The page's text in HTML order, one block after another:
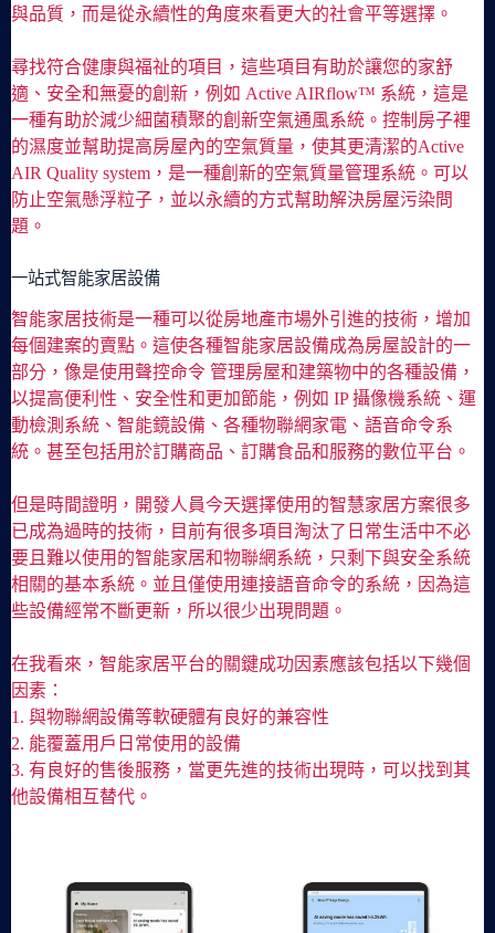
與品質，而是從永續性的角度來看更大的社會平等選擇。
尋找符合健康與福祉的項目，這些項目有助於讓您的家舒
適、安全和無憂的創新，例如 Active AIRflow™ 系統，這是
一種有助於減少細菌積聚的創新空氣通風系統。控制房子裡
的濕度並幫助提高房屋內的空氣質量，使其更清潔的Active
AIR Quality system，是一種創新的空氣質量管理系統。可以
防止空氣懸浮粒子，並以永續的方式幫助解決房屋污染問
題。
一站式智能家居設備
智能家居技術是一種可以從房地產市場外引進的技術，增加
每個建案的賣點。這使各種智能家居設備成為房屋設計的一
部分，像是使用聲控命令 管理房屋和建築物中的各種設備，
以提高便利性、安全性和更加節能，例如 IP 攝像機系統、運
動檢測系統、智能鏡設備、各種物聯網家電、語音命令系
統。甚至包括用於訂購商品、訂購食品和服務的數位平台。
但是時間證明，開發人員今天選擇使用的智慧家居方案很多
已成為過時的技術，目前有很多項目淘汰了日常生活中不必
要且難以使用的智能家居和物聯網系統，只剩下與安全系統
相關的基本系統。並且僅使用連接語音命令的系統，因為這
些設備經常不斷更新，所以很少出現問題。
在我看來，智能家居平台的關鍵成功因素應該包括以下幾個
因素：
1. 與物聯網設備等軟硬體有良好的兼容性
2. 能覆蓋用戶日常使用的設備
3. 有良好的售後服務，當更先進的技術出現時，可以找到其
他設備相互替代。